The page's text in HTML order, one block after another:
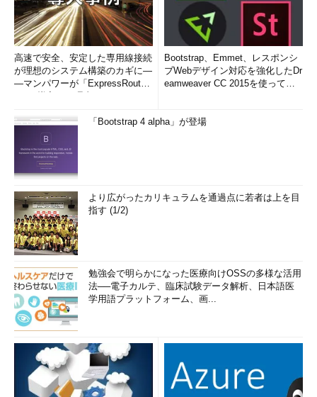
高速で安全、安定した専用線接続
が理想のシステム構築のカギに―
―マンパワーが「ExpressRout
Bootstrap、Emmet、レスポンシ
ブWebデザイン対応を強化したDr
eamweaver CC 2015を使って
「Bootstrap 4 alpha」が登場
より広がったカリキュラムを通過点に若者は上を目
指す (1/2)
勉強会で明らかになった医療向けOSSの多様な活用
法──電子カルテ、臨床試験データ解析、日本語医
学用語プラットフォーム、画...